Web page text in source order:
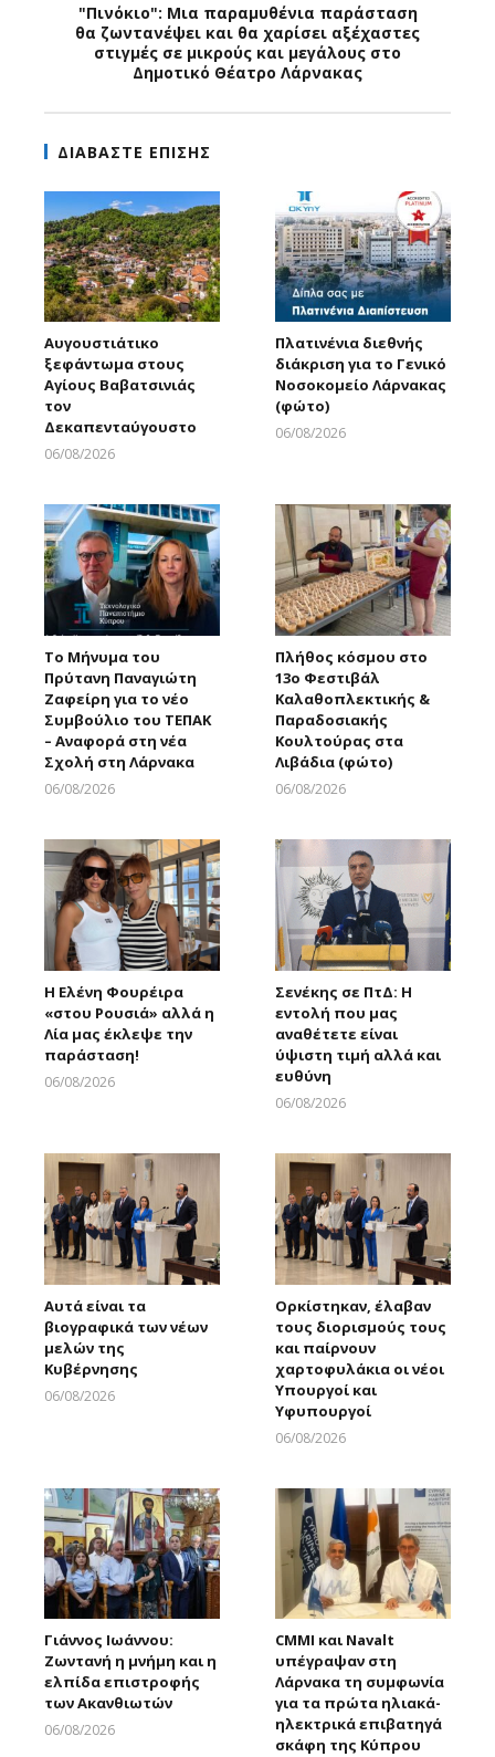
"Πινόκιο": Μια παραμυθένια παράσταση
θα ζωντανέψει και θα χαρίσει αξέχαστες
στιγμές σε μικρούς και μεγάλους στο
Δημοτικό Θέατρο Λάρνακας
ΔΙΑΒΑΣΤΕ ΕΠΙΣΗΣ
Αυγουστιάτικο
ξεφάντωμα στους
Αγίους Βαβατσινιάς
τον
Δεκαπενταύγουστο
06/08/2026
Πλατινένια διεθνής
διάκριση για το Γενικό
Νοσοκομείο Λάρνακας
(φώτο)
06/08/2026
Το Μήνυμα του
Πρύτανη Παναγιώτη
Ζαφείρη για το νέο
Συμβούλιο του ΤΕΠΑΚ
– Αναφορά στη νέα
Σχολή στη Λάρνακα
06/08/2026
Πλήθος κόσμου στο
13ο Φεστιβάλ
Καλαθοπλεκτικής &
Παραδοσιακής
Κουλτούρας στα
Λιβάδια (φώτο)
06/08/2026
Η Ελένη Φουρέιρα
«στου Ρουσιά» αλλά η
Λία μας έκλεψε την
παράσταση!
06/08/2026
Σενέκης σε ΠτΔ: Η
εντολή που μας
αναθέτετε είναι
ύψιστη τιμή αλλά και
ευθύνη
06/08/2026
Αυτά είναι τα
βιογραφικά των νέων
μελών της
Κυβέρνησης
06/08/2026
Ορκίστηκαν, έλαβαν
τους διορισμούς τους
και παίρνουν
χαρτοφυλάκια οι νέοι
Υπουργοί και
Υφυπουργοί
06/08/2026
Γιάννος Ιωάννου:
Ζωντανή η μνήμη και η
ελπίδα επιστροφής
των Ακανθιωτών
06/08/2026
CMMI και Navalt
υπέγραψαν στη
Λάρνακα τη συμφωνία
για τα πρώτα ηλιακά-
ηλεκτρικά επιβατηγά
σκάφη της Κύπρου